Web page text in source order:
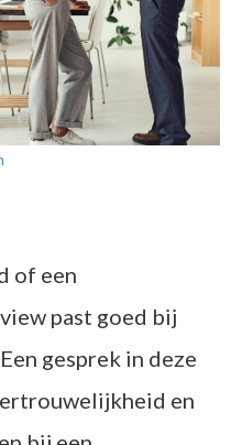
of een
past goed bij
gesprek in deze
en